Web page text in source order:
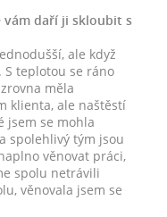
vám daří ji skloubit s
ale když
S teplotou se ráno
měla
klienta, ale naštěstí
jsem se mohla
spolehlivý tým jsou
věnovat práci,
spolu netrávili
věnovala jsem se